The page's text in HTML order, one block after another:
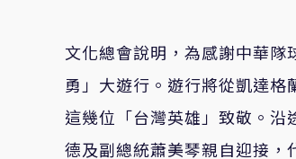
文化總會說明，為感謝中華
勇」大遊行。遊行將從凱達
這幾位「台灣英雄」致敬。
德及副總統蕭美琴親自迎接，